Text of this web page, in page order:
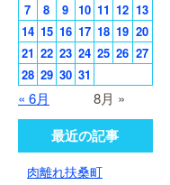
« 6月 8月 »
7
8 9 10 11 12 13
14 15 16 17 18 19 20
21 22 23 24 25 26 27
28 29 30 31
最近の記事
肉離れ扶桑町